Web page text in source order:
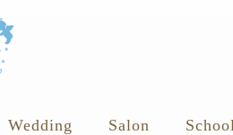
Wedding Salon